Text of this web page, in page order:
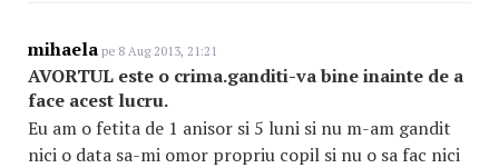
mihaela pe 8 Aug 2013, 21:21
AVORTUL este o crima.ganditi-va bine inainte de a
face acest lucru.
Eu am o fetita de 1 anisor si 5 luni si nu m-am gandit
nici o data sa-mi omor propriu copil si nu o sa fac nici